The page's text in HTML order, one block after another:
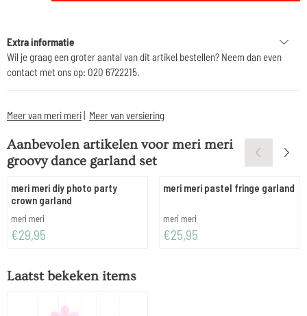
Extra informatie
Wil je graag een groter aantal van dit artikel bestellen? Neem dan even
contact met ons op: 020 6722215.
Meer van meri meri| Meer van versiering
Aanbevolen artikelen voormeri meri
groovy dance garland set
meri meri diy photo party
crown garland
Merk:
meri meri
Prijs: 29,95
€29,95
meri meri pastel fringe garland
Merk:
meri meri
Prijs: 25,95
€25,95
Laatst bekeken items